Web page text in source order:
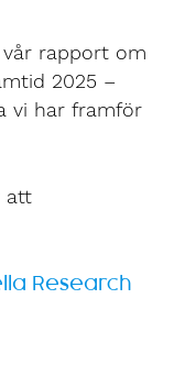
rapport om
2025 –
vi har framför
att
Research